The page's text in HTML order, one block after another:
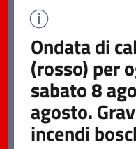
Ondata di
(rosso) per
sabato 8
agosto.
incendi